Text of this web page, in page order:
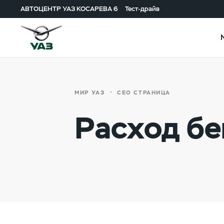
АВТОЦЕНТР УАЗ КОСАРЕВА 6 Тест-драйв
МИР УАЗ СЕО СТРАНИЦА
Расход